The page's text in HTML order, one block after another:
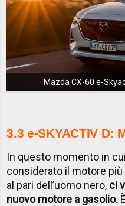
Mazda CX-60 e-
3.3 e-SKYACTIV D:
In questo momento in
considerato il motore
al pari dell’uomo nero, ci
nuovo motore a gasolio.